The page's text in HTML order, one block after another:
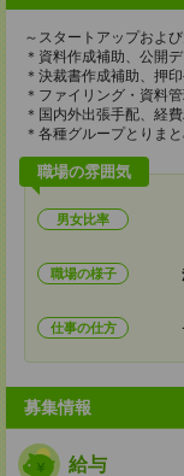
～スタートアップおよ
＊資料作成補助、公開
＊決裁書作成補助、押
＊ファイリング・資料
＊国内外出張手配、経
＊各種グループとりま
職場の雰囲気
男女比率
職場の様子
仕事の仕方
募集情報
給与